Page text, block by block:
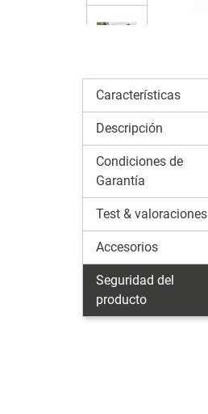
Características
Descripción
Condiciones de
Garantía
Test & valoraciones
Accesorios
Seguridad del
producto